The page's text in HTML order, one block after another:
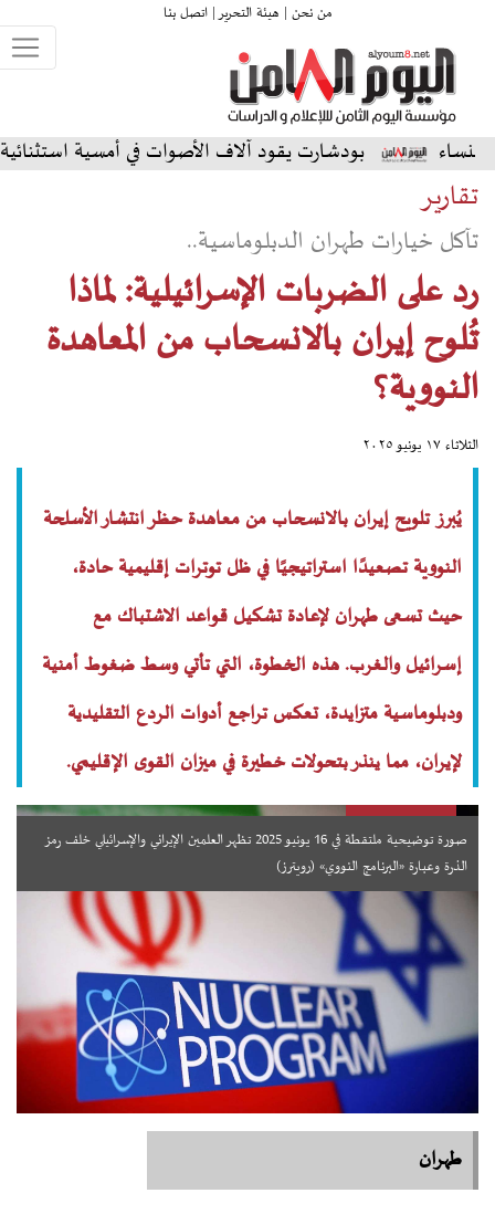
من نحن | هيئة التحرير |اتصل بنا
بودشارت يقود آلاف الأصوات في أمسية استثنائية على المسرح
تقارير
تآكل خيارات طهران الدبلوماسية..
رد على الضربات الإسرائيلية: لماذا
تُلوح إيران بالانسحاب من المعاهدة
النووية؟
الثلاثاء ١٧ يونيو ٢٠٢٥
يُبرز تلويح إيران بالانسحاب من معاهدة حظر انتشار الأسلحة
النووية تصعيدًا استراتيجيًا في ظل توترات إقليمية حادة،
حيث تسعى طهران لإعادة تشكيل قواعد الاشتباك مع
إسرائيل والغرب. هذه الخطوة، التي تأتي وسط ضغوط أمنية
ودبلوماسية متزايدة، تعكس تراجع أدوات الردع التقليدية
لإيران، مما ينذر بتحولات خطيرة في ميزان القوى الإقليمي.
صورة توضيحية ملتقطة في 16 يونيو 2025 تظهر العلمين الإيراني والإسرائيلي خلف رمز
الذرة وعبارة «البرنامج النووي» (رويترز)
طهران